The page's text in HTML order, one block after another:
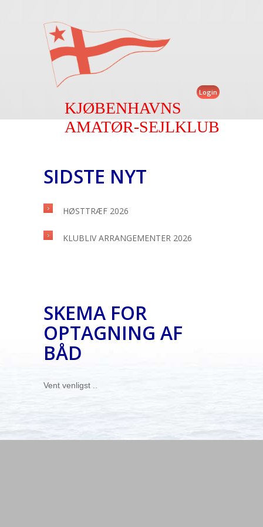
Login
KJØBENHAVNS
AMATØR-SEJLKLUB
SIDSTE NYT
HØSTTRÆF 2026
KLUBLIV ARRANGEMENTER 2026
SKEMA FOR
OPTAGNING AF
BÅD
Vent venligst ..